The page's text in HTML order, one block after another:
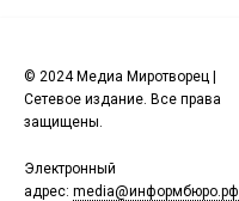
© 2024 Медиа Миротворец |
Сетевое издание. Все права
защищены.
Электронный
адрес: media@информбюро.рф